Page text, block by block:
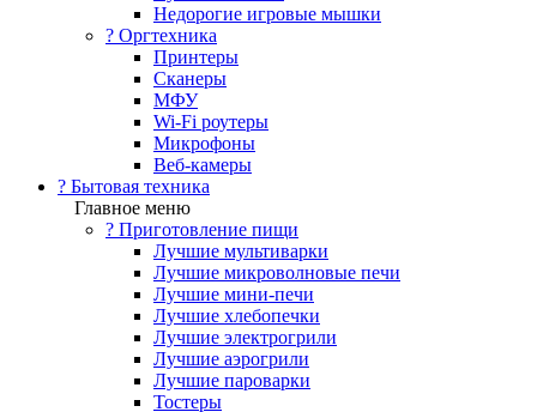
Недорогие игровые мышки
?️ Оргтехника
Принтеры
Сканеры
МФУ
Wi-Fi роутеры
Микрофоны
Веб-камеры
? Бытовая техника
Главное меню
? Приготовление пищи
Лучшие мультиварки
Лучшие микроволновые печи
Лучшие мини-печи
Лучшие хлебопечки
Лучшие электрогрили
Лучшие аэрогрили
Лучшие пароварки
Тостеры